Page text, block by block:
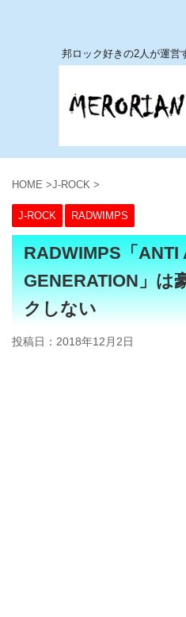
邦ロック好きの2人が運営
HOME >J-ROCK >
J-ROCK RADWIMPS
RADWIMPS「ANTI
GENERATION」は
クしない
投稿日： 2018年12月2日